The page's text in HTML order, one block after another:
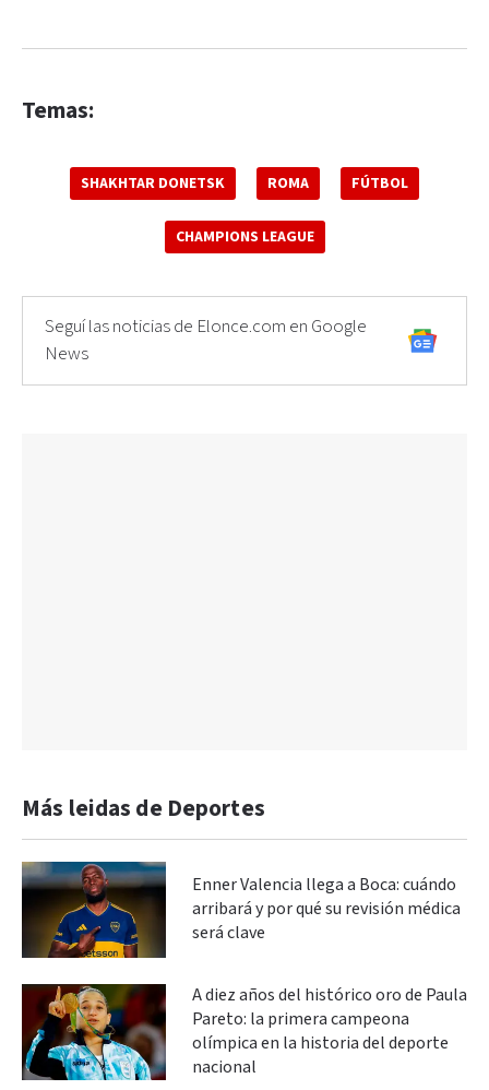
Temas:
SHAKHTAR DONETSK ROMA FÚTBOL
CHAMPIONS LEAGUE
Seguí las noticias de Elonce.com en Google
News
Más leidas de Deportes
Enner Valencia llega a Boca: cuándo
arribará y por qué su revisión médica
será clave
A diez años del histórico oro de Paula
Pareto: la primera campeona
olímpica en la historia del deporte
nacional